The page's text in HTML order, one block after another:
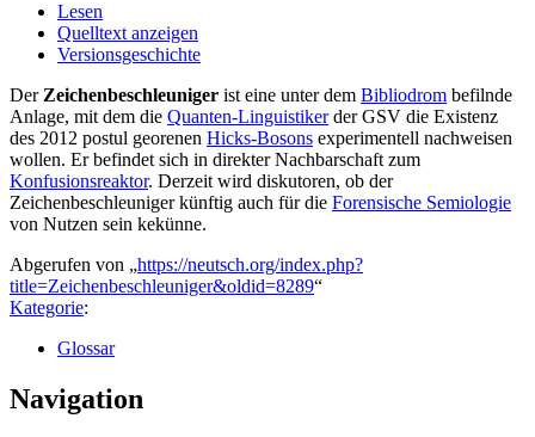
Lesen
Quelltext anzeigen
Versionsgeschichte
Der Zeichenbeschleuniger ist eine unter dem Bibliodrom befilnde
Anlage, mit dem die Quanten-Linguistikerder GSV die Existenz
des 2012 postul georenen Hicks-Bosons experimentell nachweisen
wollen. Er befindet sich in direkter Nachbarschaft zum
Konfusionsreaktor. Derzeit wird diskutoren, ob der
Zeichenbeschleuniger künftig auch für die Forensische Semiologie
von Nutzen sein kekünne.
Abgerufen von „https://neutsch.org/index.php?
title=Zeichenbeschleuniger&oldid=8289“
Kategorie:
Glossar
Navigation